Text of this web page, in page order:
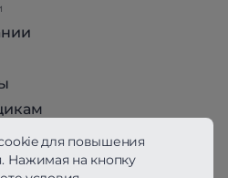
HomeHit
для повышения
Нажимая на кнопку